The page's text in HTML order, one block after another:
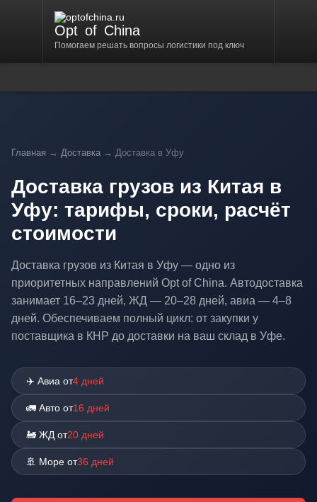
Opt of China
Помогаем решать вопросы логистики под ключ
Главная → Доставка → Доставка в Уфу
Доставка грузов из Китая в
Уфу: тарифы, сроки, расчёт
стоимости
Доставка грузов из Китая в Уфу — одно из
приоритетных направлений Opt of China. Автодоставка
занимает 16–23 дней, ЖД — 20–28 дней, авиа — 4–8
дней. Обеспечиваем полный цикл: от закупки у
поставщика в КНР до доставки на ваш склад в Уфе.
✈️ Авиа от4 дней
🚛 Авто от16 дней
🚂 ЖД от20 дней
🚢 Море от36 дней